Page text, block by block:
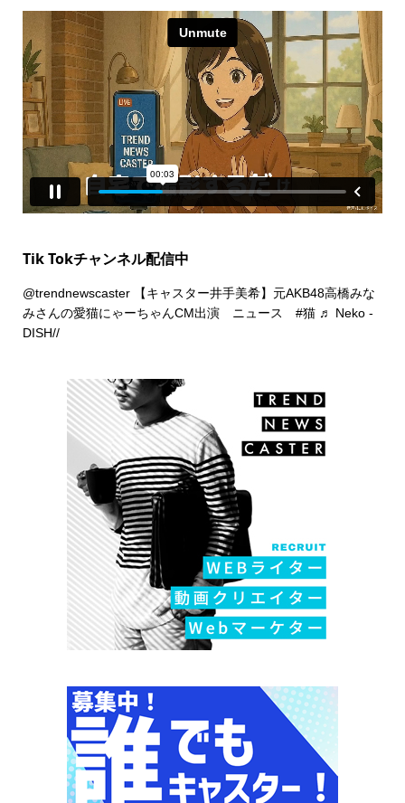
Tik Tokチャンネル配信中
@trendnewscaster【キャスター井手美希】元AKB48高橋みな
みさんの愛猫にゃーちゃんCM出演 ニュース #猫 ♬ Neko -
DISH//